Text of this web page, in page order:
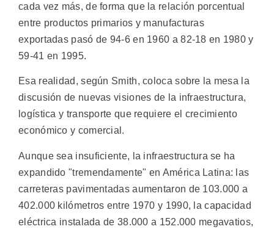
cada vez más, de forma que la relación porcentual
entre productos primarios y manufacturas
exportadas pasó de 94-6 en 1960 a 82-18 en 1980 y
59-41 en 1995.
Esa realidad, según Smith, coloca sobre la mesa la
discusión de nuevas visiones de la infraestructura,
logística y transporte que requiere el crecimiento
económico y comercial.
Aunque sea insuficiente, la infraestructura se ha
expandido "tremendamente" en América Latina: las
carreteras pavimentadas aumentaron de 103.000 a
402.000 kilómetros entre 1970 y 1990, la capacidad
eléctrica instalada de 38.000 a 152.000 megavatios,